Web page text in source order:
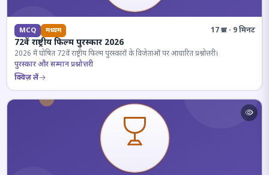
MCQ मध्यम 17 प्रश्न · 9 मिनट
72वें राष्ट्रीय फिल्म पुरस्कार 2026
2026 में घोषित 72वें राष्ट्रीय फिल्म पुरस्कारों के विजेताओं पर आधारित प्रश्नोत्तरी।
पुरस्कार और सम्मान प्रश्नोत्तरी
क्विज़ लें